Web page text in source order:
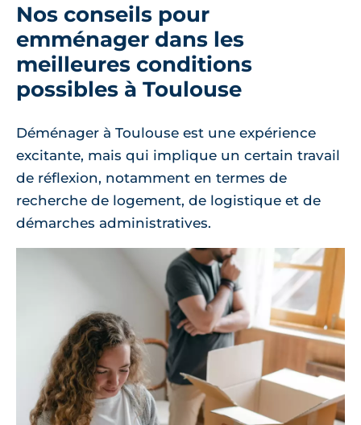
Nos conseils pour
emménager dans les
meilleures conditions
possibles à Toulouse
Déménager à Toulouse est une expérience
excitante, mais qui implique un certain travail
de réflexion, notamment en termes de
recherche de logement, de logistique et de
démarches administratives.